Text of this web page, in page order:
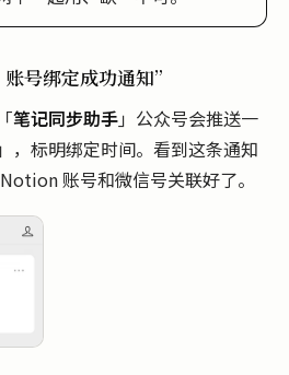
号绑定成功通知”
笔记同步助手」公众号会推送一
」，标明绑定时间。看到这条通知
账号和微信号关联好了。